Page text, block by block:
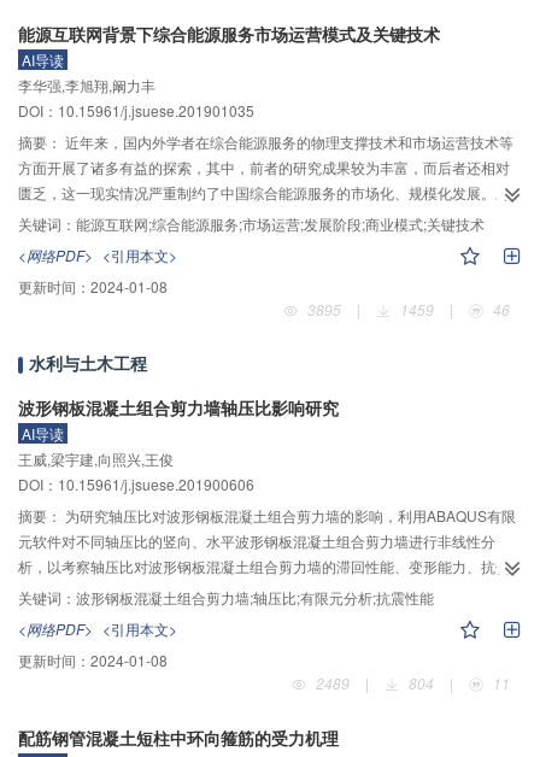
可与电网柔性互动的互联网电厂。在此基础上，首先分析了虚拟电厂在协调控
制、优化调度、参与电力市场交易3个方面的研究现状。虚拟电厂的协调控制对
象主要包括各种分布式电源、储能系统、可控负荷以及电动汽车，协调控制方
式主要分为集中式控制和分散式控制。在集中式控制下，虚拟电厂的全部决策
由中央控制单元制定；在分散式控制下，虚拟电厂的决策由各个代理系统取
代。虚拟电厂的优化调度是指在满足各机组出力约束和网络约束的前提下，以
收益最大化、运行成本最小、碳排放最小为目标，对自身内部多个电源的容量
配置或出力进行优化调度，或者将虚拟电厂作为一个整体参与电网调度。此
电价变化、负荷需求变化，对促进电力市场自由化、增加市场灵活度、引导用
户调峰调频等方面起到重要的作用。其次，详细阐述了泛在电力物联网下虚拟
电厂的关键技术，包括“边缘–云”计算架构、区块链技术和大数据技术。“边缘–
择；另一方面，通过边缘计算感知用户用电行为，使得虚拟电厂在制定投标策
的分散性和调度过程中的协调控制有一定的相似之处，同时区块链技术也可保
证虚拟电厂参与电力市场交易时的公平性和信息安全。大数据技术一方面可用
于对各分布式电源的出力进行更为精确的预测；另一方面也可用于处理虚拟电
厂内部的各种信息，提高各单元数据交换与处理的速度与精度。最后，对泛在
电力物联网下虚拟电厂的研究进行了展望。考虑了全成本节点电价下虚拟电厂
的模型与优化调度方法以及虚拟电厂的信息物理安全问题与对策。
能源互联网背景下综合能源服务市场运营模式及关键技术
AI导读
李华强,李旭翔,阚力丰
DOI：10.15961/j.jsuese.201901035
摘要： 近年来，国内外学者在综合能源服务的物理支撑技术和市场运营技术等
方面开展了诸多有益的探索，其中，前者的研究成果较为丰富，而后者还相对
匮乏，这一现实情况严重制约了中国综合能源服务的市场化、规模化发展。对
此，本文关注于能源互联网与综合能源服务的发展协同性，分析了能源互联网
在市场组织形式、服务商业模式和数据业务化3个方面对综合能源服务规模化发
展的促进作用，进而研究、探讨了综合能源服务的市场运营模式及配套技术。
一是，基于市场成熟度和信息透明度的变化趋势，将中国综合能源服务市场的
发展划分为无组织的分散竞争阶段、局部平台化的信息汇聚阶段和全域生态化
合能源服务平台为参与主体的市场组织形式。二是，从上述3类市场参与主体的
价值闭环和运营流程入手，分别构建了以满足用户多元用能需求、积极链接供
需双方撮合交易达成、引导各主体市场行为为核心的商业模式，并分析了各市
场主体在不同市场阶段下的运营特性及经营核心。三是，探讨了综合能源服务
市场运营所涉及4类关键技术的建模原理及技术框架：1）提出基于智慧终端、
采集设备等数据来源，依托大数据、云计算、物联网等技术方法，考虑用户用
能行为特征、用能需求特征及服务潜力等维度，构建用户多层级画像技术，以
实现用户多维度用能需求和用能意愿的数据化、标签化、可视化；2）提出基于
模糊综合评价、数据包络分析、综合集成赋权等技术方法，通过建立涵盖企业
实力、服务能力和服务产品3方面的评价指标体系，构建能源服务商综合画像技
术，以实现对综合能源服务商的客观综合评价；3）提出以分析、预测各类服务
像技术，并针对各类型市场主体的职能特点，分别探讨了适用于能源服务商和
信息运营商的市场短期潜力评估方法、适用于综合能源服务平台的中长期市场
基于简单加权、和谐性分析、逼近理想解排序等多准则决策方法，构建面向市
关键词： 能源互联网;综合能源服务;市场运营;发展阶段;商业模式;关键技术
<网络PDF> <引用本文>
更新时间： 2024-01-08
3895
| 1459 | 46
水利与土木工程
波形钢板混凝土组合剪力墙轴压比影响研究
AI导读
王威,梁宇建,向照兴,王俊
DOI：10.15961/j.jsuese.201900606
摘要： 为研究轴压比对波形钢板混凝土组合剪力墙的影响，利用ABAQUS有限
元软件对不同轴压比的竖向、水平波形钢板混凝土组合剪力墙进行非线性分
析，以考察轴压比对波形钢板混凝土组合剪力墙的滞回性能、变形能力、抗侧
承载力、抗侧刚度及耗能能力的影响，并对其分析结果进行了试验验证。有限
元分析结果表明：当轴压比在0.15～0.45范围内且逐步增大时，竖向波形钢板
混凝土组合剪力墙的承载能力和耗能能力随之增强，其延性和变形能力反之减
弱；当轴压比超过0.6时，剪力墙的抗震性能表现较差。当轴压比在0.15～0.30
范围内且逐步增大时，水平波形钢板混凝土组合剪力墙的承载能力随之增强，
时，剪力墙的抗震性能表现较差；当轴压比超过0.6时，其极限状态下的位移角
关键词： 波形钢板混凝土组合剪力墙;轴压比;有限元分析;抗震性能
<网络PDF> <引用本文>
更新时间： 2024-01-08
2489
| 804 | 11
配筋钢管混凝土短柱中环向箍筋的受力机理